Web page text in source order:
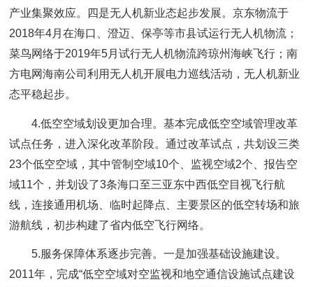
产业集聚效应。四是无人机新业态起步发展。京东物流于
2018年4月在海口、澄迈、保亭等市县试运行无人机物流；
菜鸟网络于2019年5月试行无人机物流跨琼州海峡飞行；南
方电网海南公司利用无人机开展电力巡线活动，无人机新业
态平稳起步。
4.低空空域划设更加合理。基本完成低空空域管理改革
试点任务，进入深化改革阶段。通过改革试点，共划设三类
23个低空空域，其中管制空域10个、监视空域2个、报告空
域11个，并划设了3条海口至三亚东中西低空目视飞行航
线，连接通用机场、临时起降点、主要景区的低空转场和旅
游航线，初步构建了省内低空飞行网络。
5.服务保障体系逐步完善。一是加强基础设施建设。
2011年，完成“低空空域对空监视和地空通信设施试点建设